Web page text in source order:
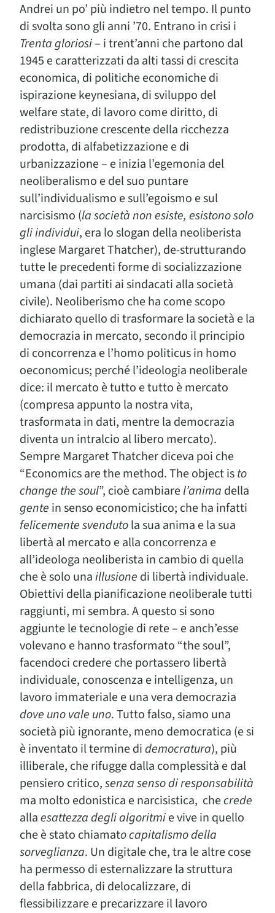
Andrei un po’ più indietro nel tempo. Il punto
di svolta sono gli anni ’70. Entrano in crisi i
Trenta gloriosi– i trent’anni che partono dal
1945 e caratterizzati da alti tassi di crescita
economica, di politiche economiche di
ispirazione keynesiana, di sviluppo del
welfare state, di lavoro come diritto, di
redistribuzione crescente della ricchezza
prodotta, di alfabetizzazione e di
urbanizzazione – e inizia l’egemonia del
neoliberalismo e del suo puntare
sull’individualismo e sull’egoismo e sul
narcisismo (la società non esiste, esistono solo
gli individui, era lo slogan della neoliberista
inglese Margaret Thatcher), de-strutturando
tutte le precedenti forme di socializzazione
umana (dai partiti ai sindacati alla società
civile). Neoliberismo che ha come scopo
dichiarato quello di trasformare la società e la
democrazia in mercato, secondo il principio
di concorrenza e l’homo politicus in homo
oeconomicus; perché l’ideologia neoliberale
dice: il mercato è tutto e tutto è mercato
(compresa appunto la nostra vita,
trasformata in dati, mentre la democrazia
diventa un intralcio al libero mercato).
Sempre Margaret Thatcher diceva poi che
“Economics are the method. The object isto
change the soul”, cioè cambiarel’anima della
gente in senso economicistico; che ha infatti
felicemente svendutola sua anima e la sua
libertà al mercato e alla concorrenza e
all’ideologa neoliberista in cambio di quella
che è solo unaillusione di libertà individuale.
Obiettivi della pianificazione neoliberale tutti
raggiunti, mi sembra. A questo si sono
aggiunte le tecnologie di rete – e anch’esse
volevano e hanno trasformato “the soul”,
facendoci credere che portassero libertà
individuale, conoscenza e intelligenza, un
lavoro immateriale e una vera democrazia
dove uno vale uno. Tutto falso, siamo una
società più ignorante, meno democratica (e si
è inventato il termine didemocratura), più
illiberale, che rifugge dalla complessità e dal
pensiero critico,senza senso di responsabilità
ma molto edonistica e narcisistica, checrede
allaesattezza degli algoritmie vive in quello
che è stato chiamato capitalismo della
sorveglianza. Un digitale che, tra le altre cose
ha permesso di esternalizzare la struttura
della fabbrica, di delocalizzare, di
flessibilizzare e precarizzare il lavoro